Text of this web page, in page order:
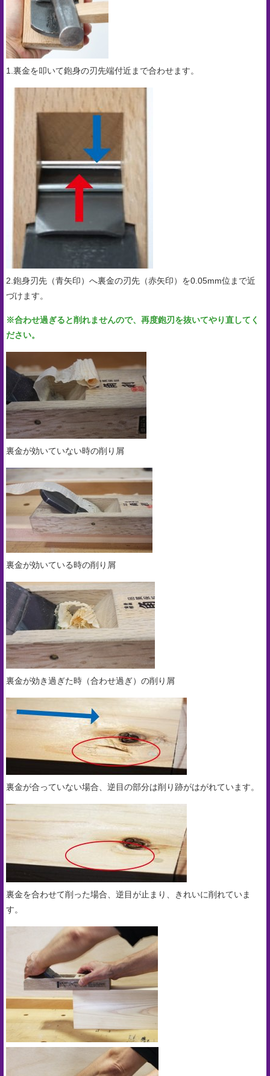
1.裏金を叩いて鉋身の刃先端付近まで合わせます。
2.鉋身刃先（青矢印）へ裏金の刃先（赤矢印）を0.05mm位まで近
づけます。
※合わせ過ぎると削れませんので、再度鉋刃を抜いてやり直してく
ださい。
裏金が効いていない時の削り屑
裏金が効いている時の削り屑
裏金が効き過ぎた時（合わせ過ぎ）の削り屑
裏金が合っていない場合、逆目の部分は削り跡がはがれています。
裏金を合わせて削った場合、逆目が止まり、きれいに削れていま
す。